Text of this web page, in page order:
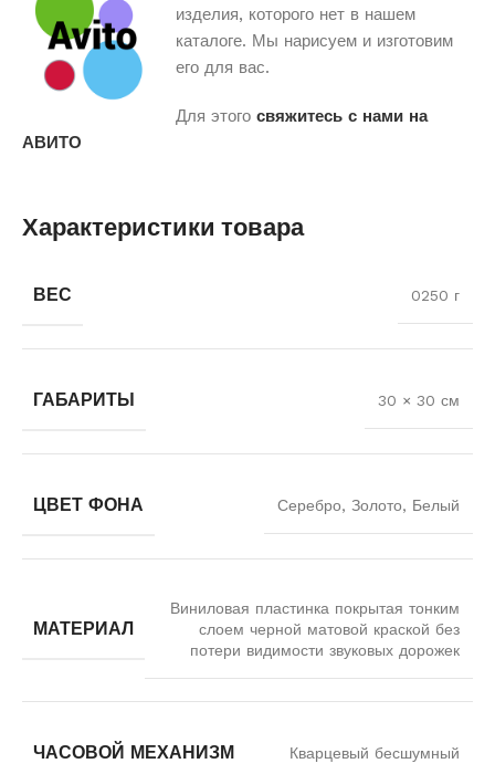
изделия, которого нет в нашем
каталоге. Мы нарисуем и изготовим
его для вас.
Для этого свяжитесь с нами на
АВИТО
Характеристики товара
ВЕС 0250 г
ГАБАРИТЫ 30 × 30 см
ЦВЕТ ФОНА Серебро, Золото, Белый
МАТЕРИАЛ
Виниловая пластинка покрытая тонким
слоем черной матовой краской без
потери видимости звуковых дорожек
ЧАСОВОЙ МЕХАНИЗМ Кварцевый бесшумный